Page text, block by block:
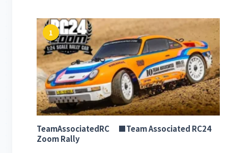
1
TeamAssociatedRC ■Team Associated RC24
Zoom Rally